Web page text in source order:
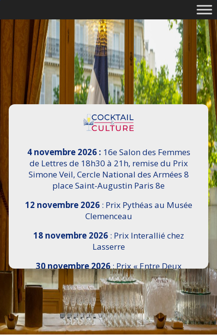
4 novembre 2026 : 16e Salon des Femmes
de Lettres de 18h30 à 21h, remise du Prix
Simone Veil, Cercle National des Armées 8
place Saint-Augustin Paris 8e
12 novembre 2026: Prix Pythéas au Musée
Clemenceau
18 novembre 2026: Prix Interallié chez
Lasserre
30 novembre 2026: Prix « Entre Deux
Rives » I Scemi Astutti au Sénat
7 décembre 2026 :16e Salon de l’Histoire de
18h30 à 21h, remise du Prix du Guesclin,
Cercle National des Armées 8 place Saint-
Augustin Paris 8e